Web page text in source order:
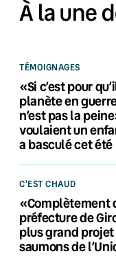
À la une
TÉMOIGNAGES
«Si c’est pour
planète en
n’est pas la
voulaient un
a basculé cet été
C'EST CHAUD
«Complètement
préfecture de
plus grand
saumons de